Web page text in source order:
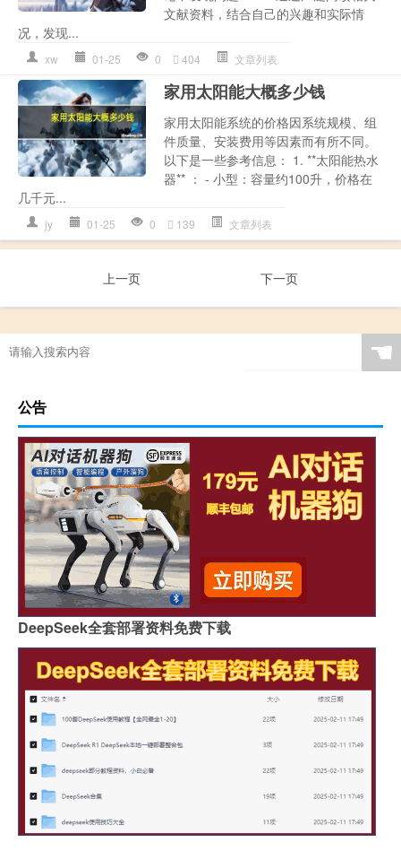
文献资料，结合自己的兴趣和实际情
况，发现...
xw 01-25 0 404 文章列表
家用太阳能大概多少钱
家用太阳能系统的价格因系统规模、组
件质量、安装费用等因素而有所不同。
以下是一些参考信息： 1. **太阳能热水
器** ： - 小型：容量约100升，价格在
几千元...
jy 01-25 0 139 文章列表
上一页 下一页
☚
公告
DeepSeek全套部署资料免费下载